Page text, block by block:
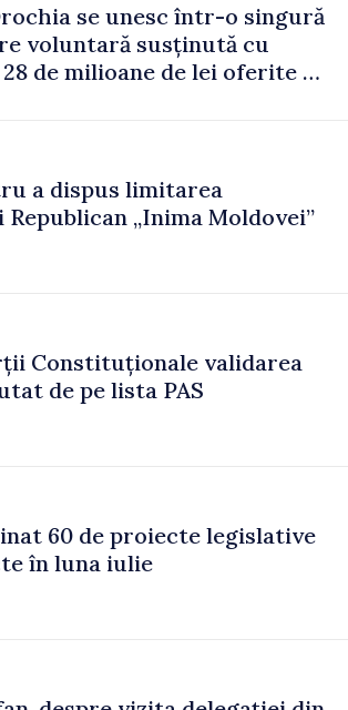
se unesc într-o singură
voluntară susținută cu
de milioane de lei oferite de
a dispus limitarea
„Inima Moldovei”
Constituționale validarea
de pe lista PAS
60 de proiecte legislative
în luna iulie